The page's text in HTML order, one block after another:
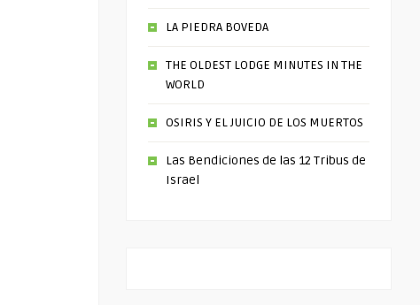
LA PIEDRA BOVEDA
THE OLDEST LODGE MINUTES IN THE
WORLD
OSIRIS Y EL JUICIO DE LOS MUERTOS
Las Bendiciones de las 12 Tribus de
Israel